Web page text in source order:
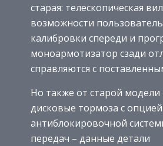
старая: телескопическая
возможности
калибровки спереди и
моноармотизатор сзади
справляются с
Но также от старой модели
дисковые тормоза с опцией
антиблокировочной
передач – данные детали